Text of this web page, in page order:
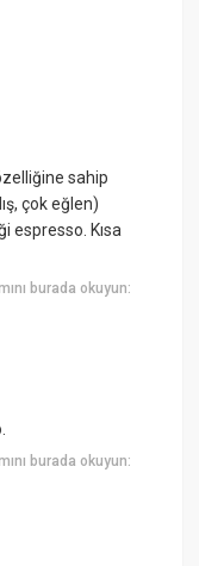
sahip
çok eğlen)
espresso. Kısa
burada okuyun:
burada okuyun: